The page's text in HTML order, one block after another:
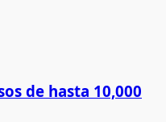
de hasta 10,000